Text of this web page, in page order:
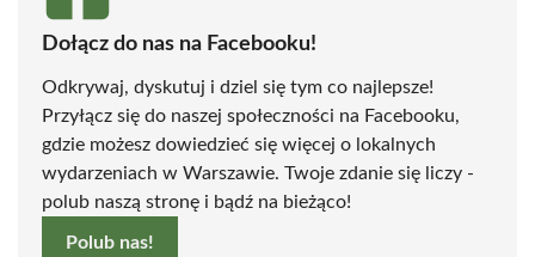
Dołącz do nas na Facebooku!
Odkrywaj, dyskutuj i dziel się tym co najlepsze!
Przyłącz się do naszej społeczności na Facebooku,
gdzie możesz dowiedzieć się więcej o lokalnych
wydarzeniach w Warszawie. Twoje zdanie się liczy -
polub naszą stronę i bądź na bieżąco!
Polub nas!